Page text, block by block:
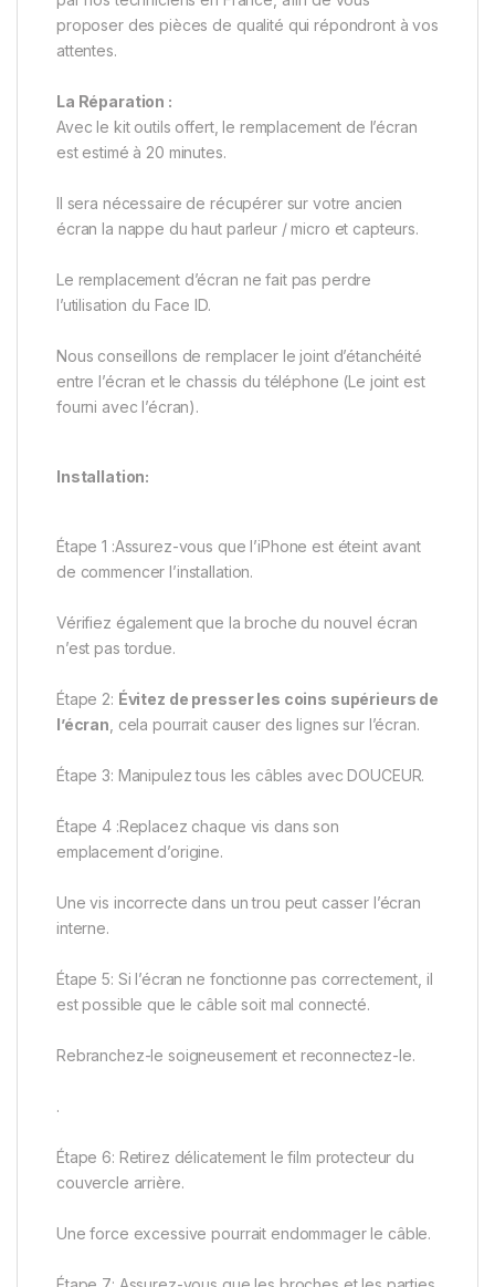
proposer des pièces de qualité qui répondront à vos
attentes.
La Réparation :
Avec le kit outils offert, le remplacement de l’écran
est estimé à 20 minutes.
Il sera nécessaire de récupérer sur votre ancien
écran la nappe du haut parleur / micro et capteurs.
Le remplacement d’écran ne fait pas perdre
l’utilisation du Face ID.
Nous conseillons de remplacer le joint d’étanchéité
entre l’écran et le chassis du téléphone (Le joint est
fourni avec l’écran).
Installation:
Étape 1 :Assurez-vous que l’iPhone est éteint avant
de commencer l’installation.
Vérifiez également que la broche du nouvel écran
n’est pas tordue.
Étape 2: Évitez de presser les coins supérieurs de
l’écran , cela pourrait causer des lignes sur l’écran.
Étape 3: Manipulez tous les câbles avec DOUCEUR.
Étape 4 :Replacez chaque vis dans son
emplacement d’origine.
Une vis incorrecte dans un trou peut casser l’écran
interne.
Étape 5: Si l’écran ne fonctionne pas correctement, il
est possible que le câble soit mal connecté.
Rebranchez-le soigneusement et reconnectez-le.
.
Étape 6: Retirez délicatement le film protecteur du
couvercle arrière.
Une force excessive pourrait endommager le câble.